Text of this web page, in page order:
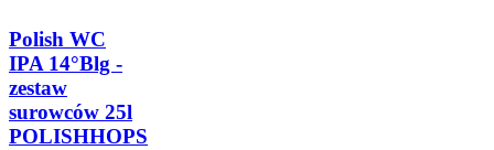
Polish WC
IPA 14°Blg -
zestaw
surowców 25l
POLISHHOPS